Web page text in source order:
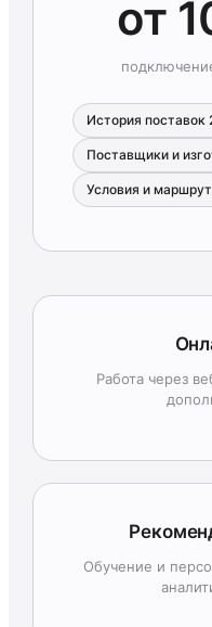
от
История поставок
Поставщики и
Условия и
Работа через
Обучение и